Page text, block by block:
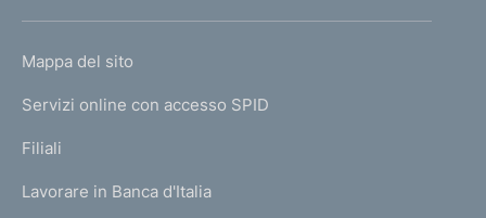
m
e
a
g
L
N
K
T
Mappa del sito
Servizi online con accesso SPID
Filiali
Lavorare in Banca d'Italia